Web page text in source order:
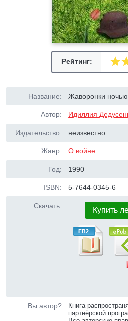
Рейтинг:
Название: Жаворонки
Автор: Идиллия
Издательство: неизвестно
Жанр: О войне
Год: 1990
ISBN: 5-7644-0345-6
Скачать: Купить
Вы автор?
Книга
партнёрской